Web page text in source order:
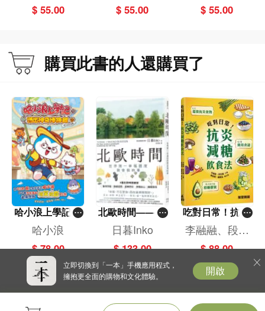
字貼紙遊戲書
$ 55.00
字貼紙遊戲書
$ 55.00
字貼紙遊戲書
$ 55.00
購買此書的人還購買了
哈小浪上學記(1
3)——逃出神奇
博物館
哈小浪
$ 78.00
北歐時間——世
界第一幸福國度
教會我的事
日暮Inko
$ 133.00
吃對日常！抗炎
減糖飲食法
李融融、段佳
麗,黃梨煜、顧
$ 88.00
立即切換到「一本」手機應用程式，
擁抱更全面的購物和文化體驗。
開啟